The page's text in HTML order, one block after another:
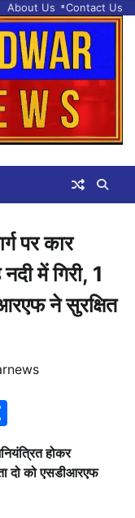
About Us Contact Us
पर कार
में गिरी, 1
ने सुरक्षित
होकर
दो को एसडीआरएफ